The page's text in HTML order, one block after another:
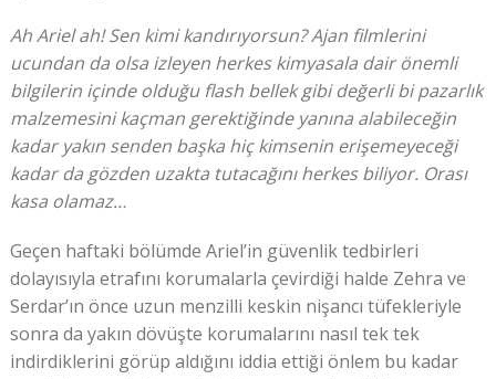
Ah Ariel ah! Sen kimi kandırıyorsun? Ajan filmlerini
ucundan da olsa izleyen herkes kimyasala dair önemli
bilgilerin içinde olduğu flash bellek gibi değerli bi pazarlık
malzemesini kaçman gerektiğinde yanına alabileceğin
kadar yakın senden başka hiç kimsenin erişemeyeceği
kadar da gözden uzakta tutacağını herkes biliyor. Orası
kasa olamaz…
Geçen haftaki bölümde Ariel’in güvenlik tedbirleri
dolayısıyla etrafını korumalarla çevirdiği halde Zehra ve
Serdar’ın önce uzun menzilli keskin nişancı tüfekleriyle
sonra da yakın dövüşte korumalarını nasıl tek tek
indirdiklerini görüp aldığını iddia ettiği önlem bu kadar